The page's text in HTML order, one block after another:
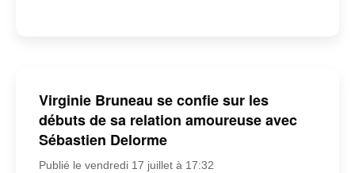
Virginie Bruneau se confie sur les
débuts de sa relation amoureuse avec
Sébastien Delorme
Publié le vendredi 17 juillet à 17:32